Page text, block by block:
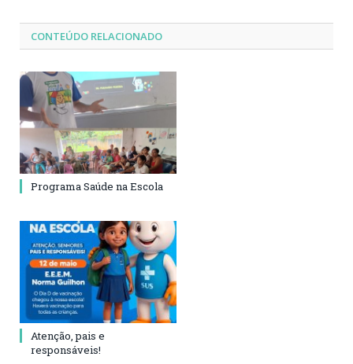
CONTEÚDO RELACIONADO
Programa Saúde na Escola
Atenção, pais e
responsáveis!